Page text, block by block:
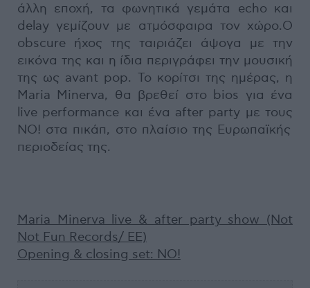
άλλη εποχή, τα φωνητικά γεμάτα echo και
delay γεμίζουν με ατμόσφαιρα τον χώρο.O
obscure ήχος της ταιριάζει άψογα με την
εικόνα της και η ίδια περιγράφει την μουσική
της ως avant pop. Το κορίτσι της ημέρας, η
Μaria Minerva, θα βρεθεί στο bios για ένα
live performance και ένα after party με τους
ΝΟ! στα πικάπ, στο πλαίσιο της Ευρωπαϊκής
περιοδείας της.
Maria Minerva live & after party show (Not
Not Fun Records/ ΕΕ)
Opening & closing set: NO!